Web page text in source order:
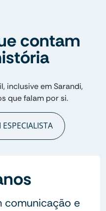
contam
inclusive em Sarandi,
que falam por si.
comunicação e